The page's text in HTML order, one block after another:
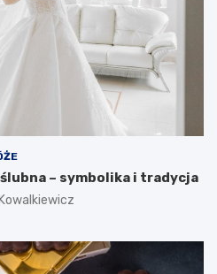
– symbolika i tradycja